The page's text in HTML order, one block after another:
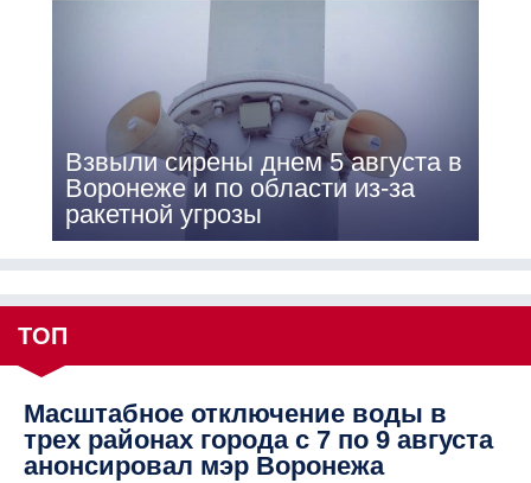
Взвыли сирены днем 5 августа в
Воронеже и по области из-за
ракетной угрозы
ТОП
Масштабное отключение воды в
трех районах города с 7 по 9 августа
анонсировал мэр Воронежа